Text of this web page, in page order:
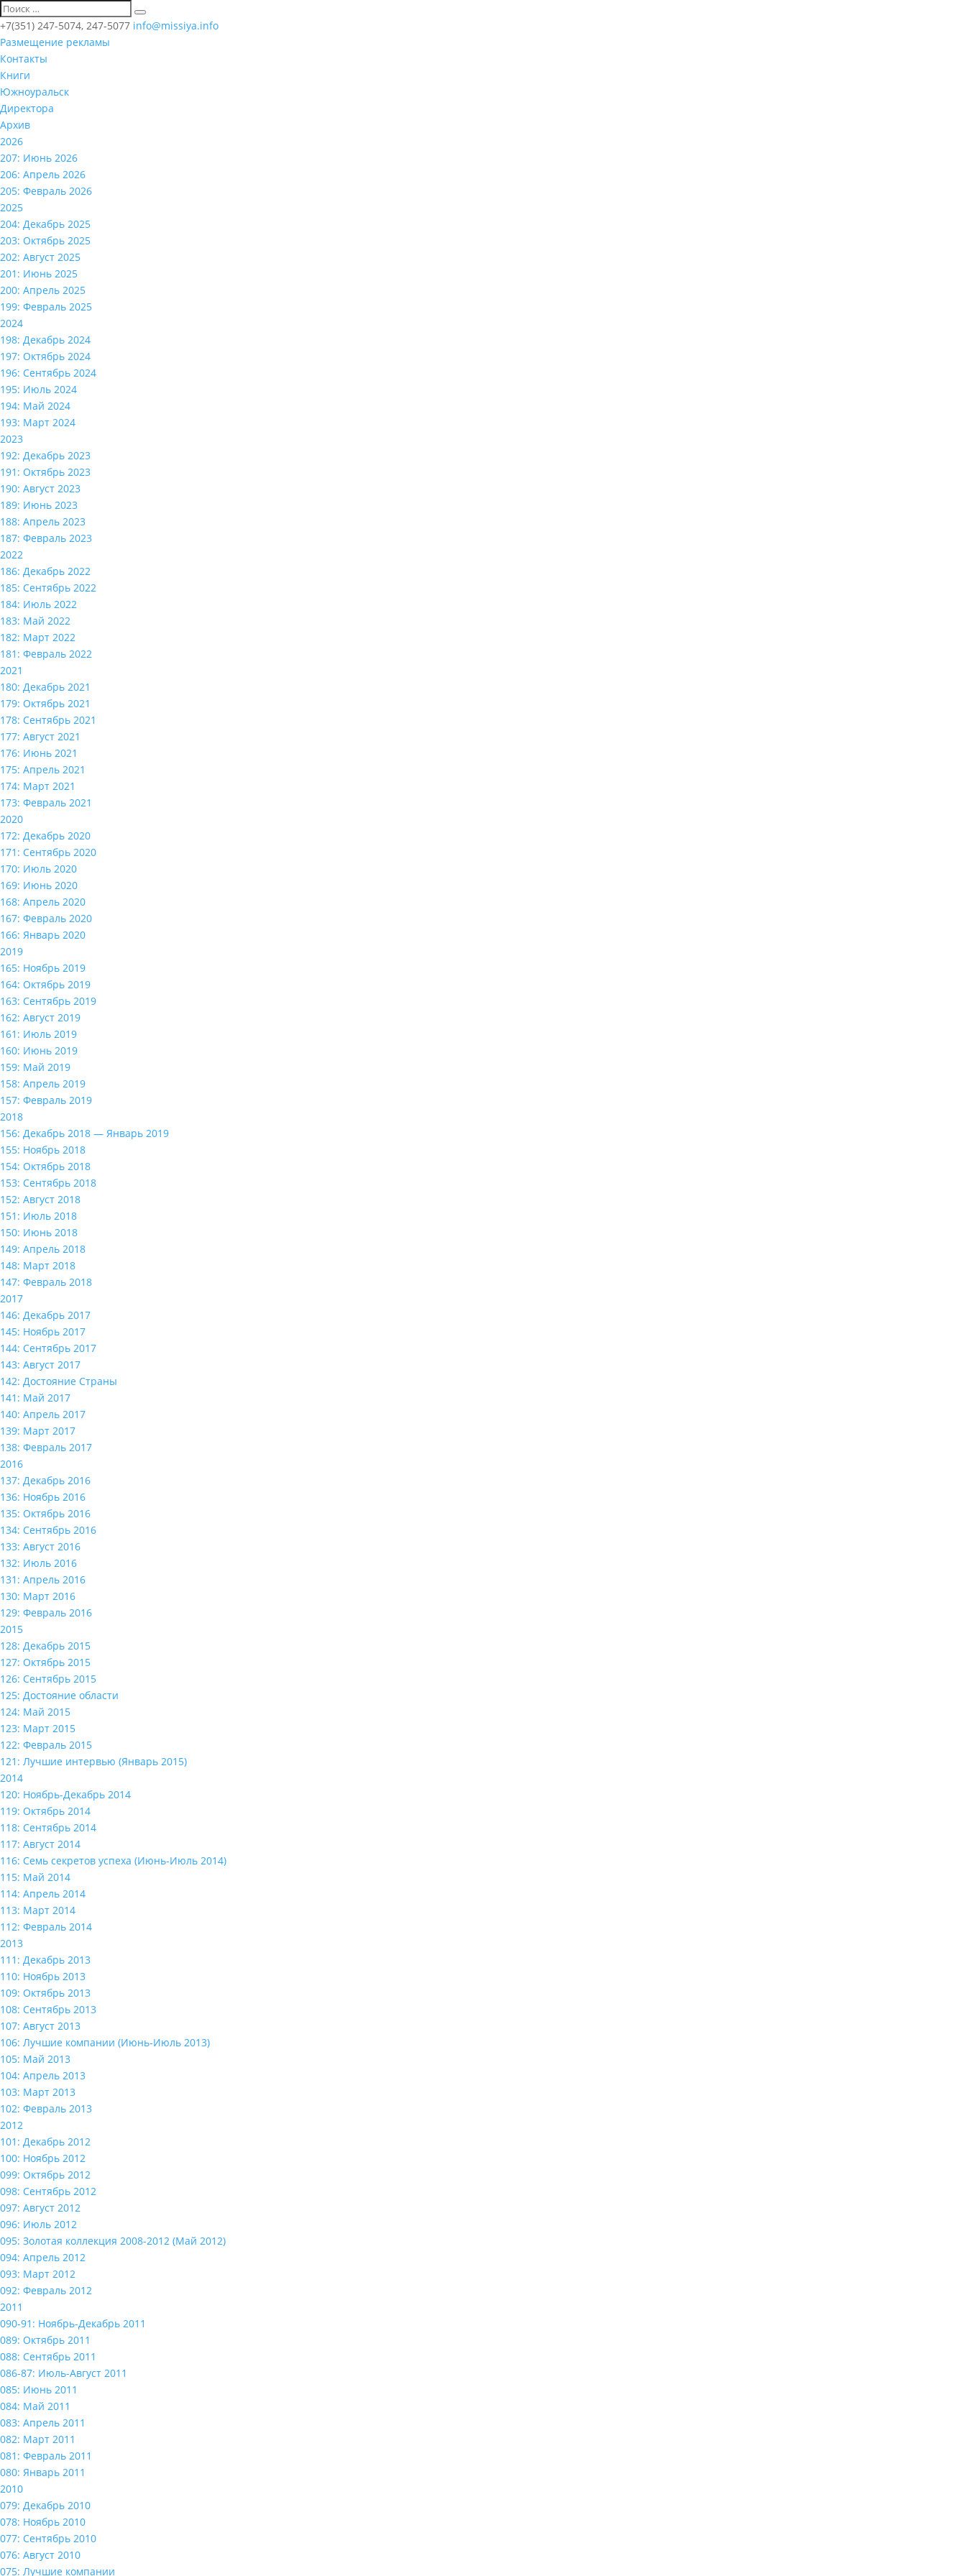
+7(351) 247-5074, 247-5077 info@missiya.info
Размещение рекламы
Контакты
Книги
Южноуральск
Директора
Архив
2026
207: Июнь 2026
206: Апрель 2026
205: Февраль 2026
2025
204: Декабрь 2025
203: Октябрь 2025
202: Август 2025
201: Июнь 2025
200: Апрель 2025
199: Февраль 2025
2024
198: Декабрь 2024
197: Октябрь 2024
196: Сентябрь 2024
195: Июль 2024
194: Май 2024
193: Март 2024
2023
192: Декабрь 2023
191: Октябрь 2023
190: Август 2023
189: Июнь 2023
188: Апрель 2023
187: Февраль 2023
2022
186: Декабрь 2022
185: Сентябрь 2022
184: Июль 2022
183: Май 2022
182: Март 2022
181: Февраль 2022
2021
180: Декабрь 2021
179: Октябрь 2021
178: Сентябрь 2021
177: Август 2021
176: Июнь 2021
175: Апрель 2021
174: Март 2021
173: Февраль 2021
2020
172: Декабрь 2020
171: Сентябрь 2020
170: Июль 2020
169: Июнь 2020
168: Апрель 2020
167: Февраль 2020
166: Январь 2020
2019
165: Ноябрь 2019
164: Октябрь 2019
163: Сентябрь 2019
162: Август 2019
161: Июль 2019
160: Июнь 2019
159: Май 2019
158: Апрель 2019
157: Февраль 2019
2018
156: Декабрь 2018 — Январь 2019
155: Ноябрь 2018
154: Октябрь 2018
153: Сентябрь 2018
152: Август 2018
151: Июль 2018
150: Июнь 2018
149: Апрель 2018
148: Март 2018
147: Февраль 2018
2017
146: Декабрь 2017
145: Ноябрь 2017
144: Сентябрь 2017
143: Август 2017
142: Достояние Страны
141: Май 2017
140: Апрель 2017
139: Март 2017
138: Февраль 2017
2016
137: Декабрь 2016
136: Ноябрь 2016
135: Октябрь 2016
134: Сентябрь 2016
133: Август 2016
132: Июль 2016
131: Апрель 2016
130: Март 2016
129: Февраль 2016
2015
128: Декабрь 2015
127: Октябрь 2015
126: Сентябрь 2015
125: Достояние области
124: Май 2015
123: Март 2015
122: Февраль 2015
121: Лучшие интервью (Январь 2015)
2014
120: Ноябрь-Декабрь 2014
119: Октябрь 2014
118: Сентябрь 2014
117: Август 2014
116: Семь секретов успеха (Июнь-Июль 2014)
115: Май 2014
114: Апрель 2014
113: Март 2014
112: Февраль 2014
2013
111: Декабрь 2013
110: Ноябрь 2013
109: Октябрь 2013
108: Сентябрь 2013
107: Август 2013
106: Лучшие компании (Июнь-Июль 2013)
105: Май 2013
104: Апрель 2013
103: Март 2013
102: Февраль 2013
2012
101: Декабрь 2012
100: Ноябрь 2012
099: Октябрь 2012
098: Сентябрь 2012
097: Август 2012
096: Июль 2012
095: Золотая коллекция 2008-2012 (Май 2012)
094: Апрель 2012
093: Март 2012
092: Февраль 2012
2011
090-91: Ноябрь-Декабрь 2011
089: Октябрь 2011
088: Сентябрь 2011
086-87: Июль-Август 2011
085: Июнь 2011
084: Май 2011
083: Апрель 2011
082: Март 2011
081: Февраль 2011
080: Январь 2011
2010
079: Декабрь 2010
078: Ноябрь 2010
077: Сентябрь 2010
076: Август 2010
075: Лучшие компании